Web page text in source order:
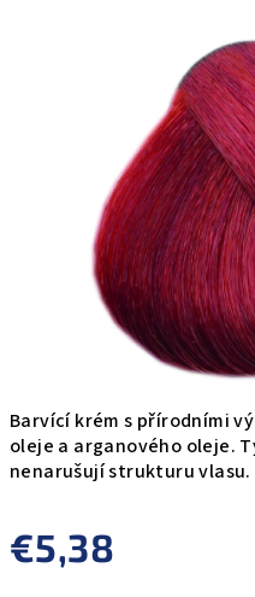
Barvící krém s přírodními
oleje a arganového oleje.
nenarušují strukturu vlasu.
€5,38
hviezdičiek.